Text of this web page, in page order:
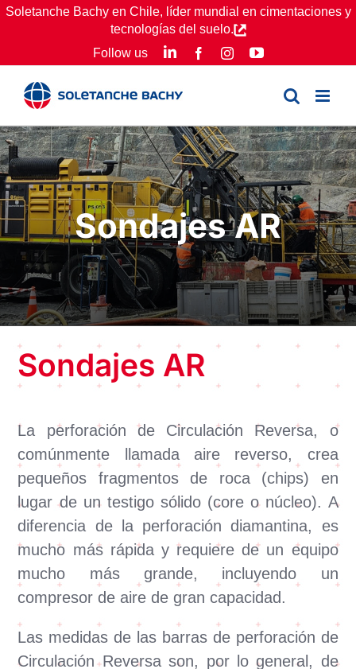
Skip
Soletanche Bachy en Chile, líder mundial en cimentaciones y
tecnologías del suelo.
Follow us
LinkedInFacebookInstagramYouTube
Sondajes AR
Sondajes AR
La perforación de Circulación Reversa, o
comúnmente llamada aire reverso, crea
pequeños fragmentos de roca (chips) en
lugar de un testigo sólido (core o núcleo). A
diferencia de la perforación diamantina, es
mucho más rápida y requiere de un equipo
mucho más grande, incluyendo un
compresor de aire de gran capacidad.
Las medidas de las barras de perforación de
Circulación Reversa son, por lo general, de